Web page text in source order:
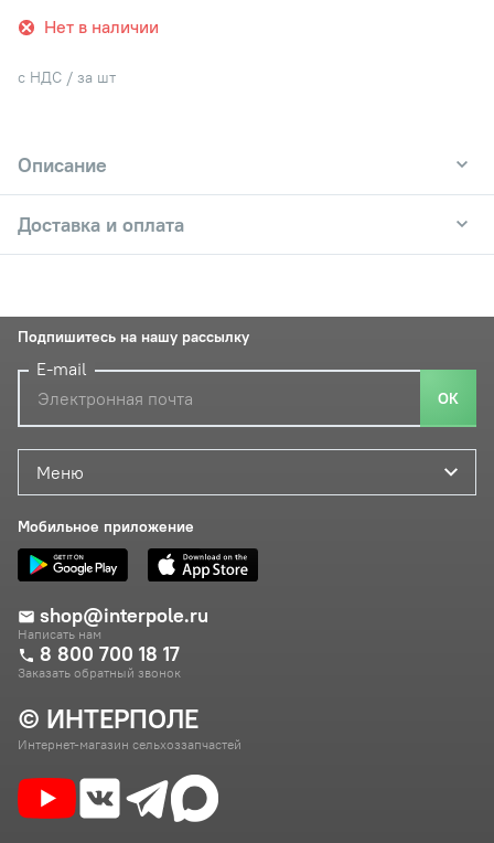
Нет в наличии
с НДС / за шт
Описание
Доставка и оплата
© ИНТЕРПОЛЕ
Интернет-магазин сельхоззапчастей
Меню
Мобильное приложение
shop@interpole.ru
Написать нам
8 800 700 18 17
Заказать обратный звонок
Подпишитесь на нашу рассылку
E-mail
ОК